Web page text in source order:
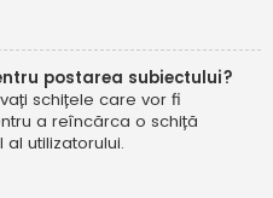
postarea subiectului?
schițele care vor fi
a reîncărca o schiță
al utilizatorului.